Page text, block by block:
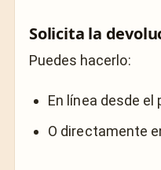
Solicita la
Puedes hacerlo:
En línea desde el
O directamente